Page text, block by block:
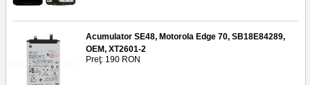
Acumulator SE48, Motorola Edge 70, SB18E84289,
OEM, XT2601-2
Preţ: 190 RON